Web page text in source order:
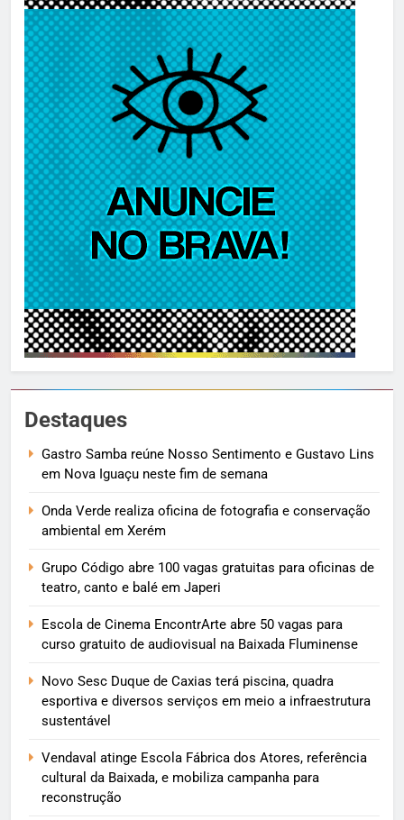
Destaques
Gastro Samba reúne Nosso Sentimento e Gustavo Lins
em Nova Iguaçu neste fim de semana
Onda Verde realiza oficina de fotografia e conservação
ambiental em Xerém
Grupo Código abre 100 vagas gratuitas para oficinas de
teatro, canto e balé em Japeri
Escola de Cinema EncontrArte abre 50 vagas para
curso gratuito de audiovisual na Baixada Fluminense
Novo Sesc Duque de Caxias terá piscina, quadra
esportiva e diversos serviços em meio a infraestrutura
sustentável
Vendaval atinge Escola Fábrica dos Atores, referência
cultural da Baixada, e mobiliza campanha para
reconstrução